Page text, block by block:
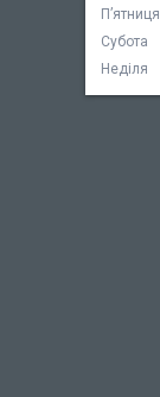
Пʼятниця
Субота
Неділя